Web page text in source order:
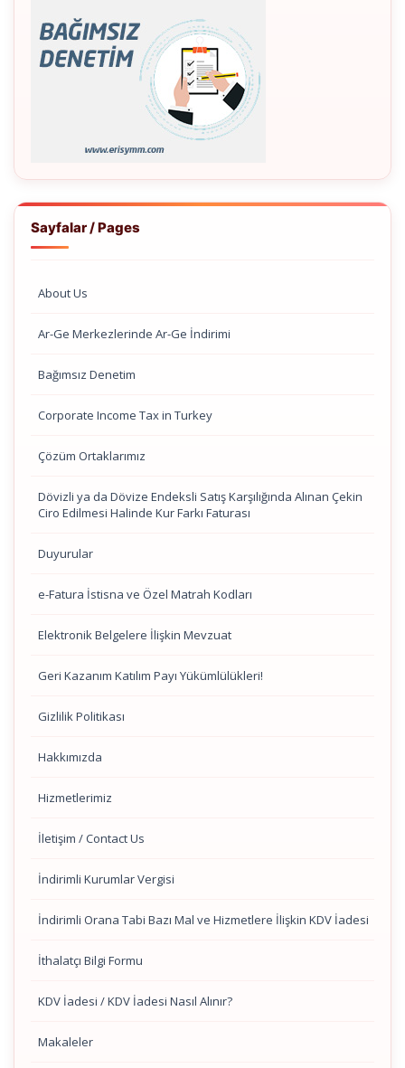
Sayfalar / Pages
About Us
Ar-Ge Merkezlerinde Ar-Ge İndirimi
Bağımsız Denetim
Corporate Income Tax in Turkey
Çözüm Ortaklarımız
Dövizli ya da Dövize Endeksli Satış Karşılığında Alınan Çekin
Ciro Edilmesi Halinde Kur Farkı Faturası
Duyurular
e-Fatura İstisna ve Özel Matrah Kodları
Elektronik Belgelere İlişkin Mevzuat
Geri Kazanım Katılım Payı Yükümlülükleri!
Gizlilik Politikası
Hakkımızda
Hizmetlerimiz
İletişim / Contact Us
İndirimli Kurumlar Vergisi
İndirimli Orana Tabi Bazı Mal ve Hizmetlere İlişkin KDV İadesi
İthalatçı Bilgi Formu
KDV İadesi / KDV İadesi Nasıl Alınır?
Makaleler